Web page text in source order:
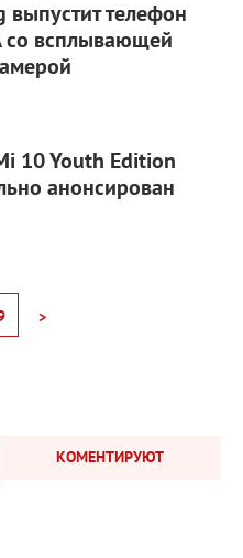
выпустит телефон
со всплывающей
10 Youth Edition
анонсирован
>
КОМЕНТИРУЮТ